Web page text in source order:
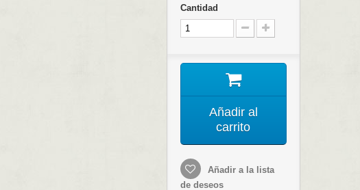
Cantidad
Añadir al
carrito
Añadir a la lista
de deseos